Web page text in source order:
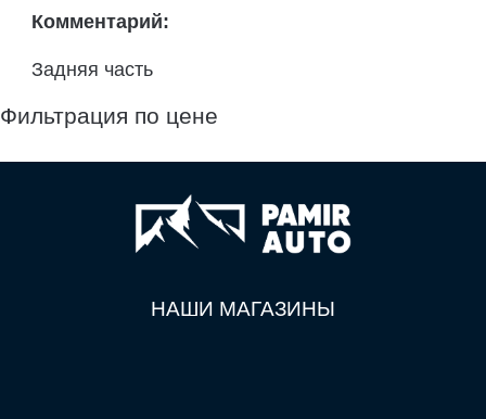
Комментарий:
Задняя часть
Фильтрация по цене
НАШИ МАГАЗИНЫ